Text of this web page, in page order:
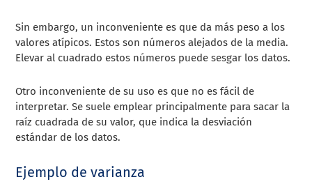
Sin embargo, un inconveniente es que da más peso a los
valores atípicos. Estos son números alejados de la media.
Elevar al cuadrado estos números puede sesgar los datos.
Otro inconveniente de su uso es que no es fácil de
interpretar. Se suele emplear principalmente para sacar la
raíz cuadrada de su valor, que indica la desviación
estándar de los datos.
Ejemplo de varianza